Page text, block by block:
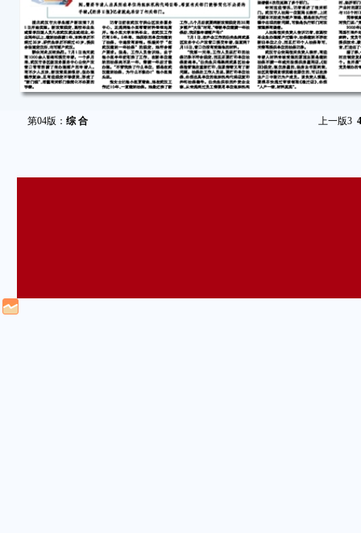
第04版： 综 合 上一版3 4